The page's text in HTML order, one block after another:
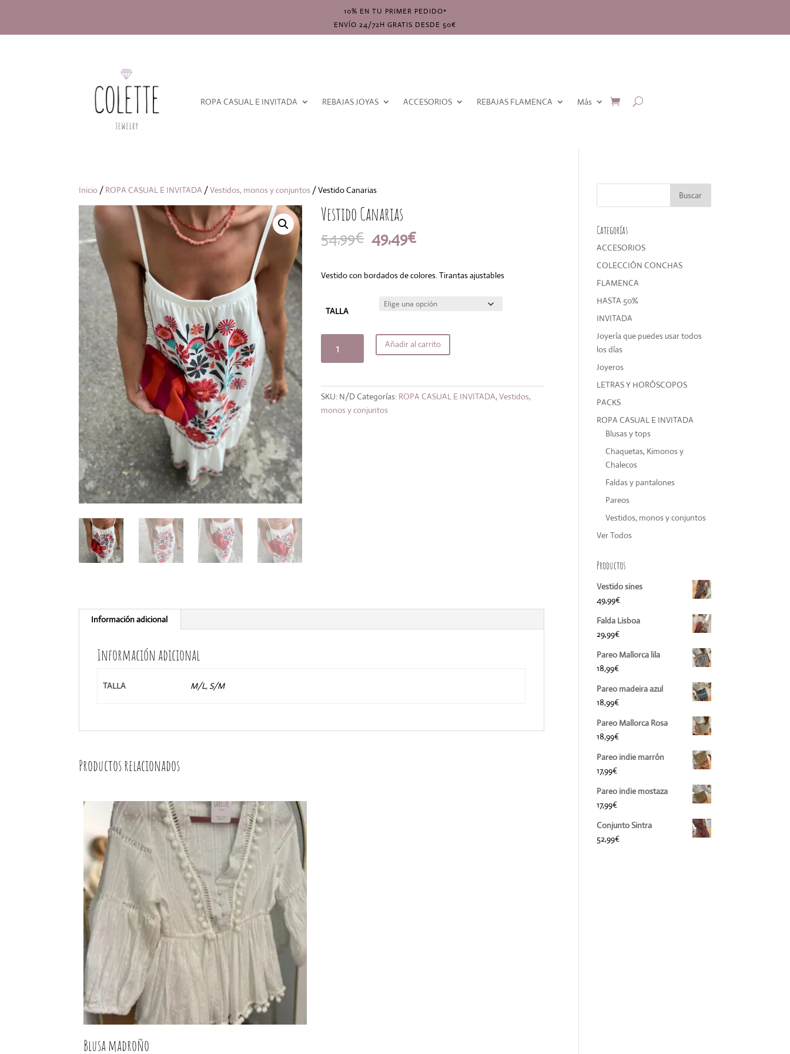
10% EN TU PRIMER PEDIDO*
ENVÍO 24/72H GRATIS DESDE 50€
ROPA CASUAL E INVITADA REBAJAS JOYAS ACCESORIOS REBAJAS FLAMENCA Más
Inicio / ROPA CASUAL E INVITADA /Vestidos, monos y conjuntos / Vestido Canarias
Vestido Canarias
54,99€ El
precio
era:
49,49€El
es:
Vestido con bordados de colores. Tirantas ajustables
TALLA
Canarias
Añadir al carrito
SKU: N/DCategorías: ROPA CASUAL E INVITADA,Vestidos,
monos y conjuntos
Información adicional
Información adicional
TALLA M/L, S/M
Productos relacionados
Blusa madroño
Categorías
ACCESORIOS
COLECCIÓN CONCHAS
FLAMENCA
HASTA 50%
INVITADA
Joyería que puedes usar todos
los días
Joyeros
LETRAS Y HORÓSCOPOS
PACKS
ROPA CASUAL E INVITADA
Blusas y tops
Chaquetas, Kimonos y
Chalecos
Faldas y pantalones
Pareos
Vestidos, monos y conjuntos
Ver Todos
Productos
Vestido sines
49,99€
Falda Lisboa
29,99€
Pareo Mallorca lila
18,99€
Pareo madeira azul
18,99€
Pareo Mallorca Rosa
18,99€
Pareo indie marrón
17,99€
Pareo indie mostaza
17,99€
Conjunto Sintra
52,99€